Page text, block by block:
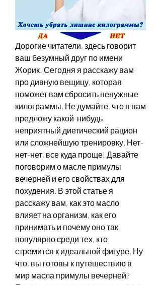
Дорогие читатели, здесь говорит
ваш безумный друг по имени
Жорик! Сегодня я расскажу вам
про дивную вещицу, которая
поможет вам сбросить ненужные
килограммы. Не думайте, что я вам
предложу какой-нибудь
неприятный диетический рацион
или сложнейшую тренировку. Нет-
нет-нет, все куда проще! Давайте
поговорим о масле примулы
вечерней и его свойствах для
похудения. В этой статье я
расскажу вам, как это масло
влияет на организм, как его
принимать и почему оно так
популярно среди тех, кто
стремится к идеальной фигуре. Ну
что, вы готовы к путешествию в
мир масла примулы вечерней?